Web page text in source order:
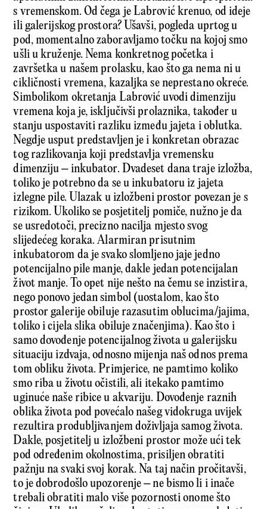
s vremenskom. Od čega je Labrović krenuo, od ideje
ili galerijskog prostora? Ušavši, pogleda uprtog u
pod, momentalno zaboravljamo točku na kojoj smo
ušli u kruženje. Nema konkretnog početka i
završetka u našem prolasku, kao što ga nema ni u
cikličnosti vremena, kazaljka se neprestano okreće.
Simbolikom okretanja Labrović uvodi dimenziju
vremena koja je, isključivši prolaznika, također u
stanju uspostaviti razliku između jajeta i oblutka.
Negdje usput predstavljen je i konkretan obrazac
tog razlikovanja koji predstavlja vremensku
dimenziju – inkubator. Dvadeset dana traje izložba,
toliko je potrebno da se u inkubatoru iz jajeta
izlegne pile. Ulazak u izložbeni prostor povezan je s
rizikom. Ukoliko se posjetitelj pomiče, nužno je da
se usredotoči, precizno nacilja mjesto svog
slijedećeg koraka. Alarmiran prisutnim
inkubatorom da je svako slomljeno jaje jedno
potencijalno pile manje, dakle jedan potencijalan
život manje. To opet nije nešto na čemu se inzistira,
nego ponovo jedan simbol (uostalom, kao što
prostor galerije obiluje razasutim oblucima/jajima,
toliko i cijela slika obiluje značenjima). Kao što i
samo dovođenje potencijalnog života u galerijsku
situaciju izdvaja, odnosno mijenja naš odnos prema
tom obliku života. Primjerice, ne pamtimo koliko
smo riba u životu očistili, ali itekako pamtimo
uginuće naše ribice u akvariju. Dovođenje raznih
oblika života pod povećalo našeg vidokruga uvijek
rezultira produbljivanjem doživljaja samog života.
Dakle, posjetitelj u izložbeni prostor može ući tek
pod određenim okolnostima, prisiljen obratiti
pažnju na svaki svoj korak. Na taj način pročitavši,
to je dobrodošlo upozorenje – ne bismo li i inače
trebali obratiti malo više pozornosti onome što